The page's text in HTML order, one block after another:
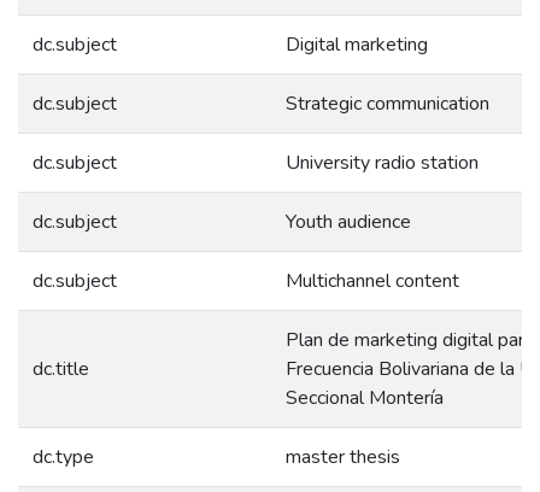
dc.subject Digital marketing
dc.subject Strategic communication
dc.subject University radio station
dc.subject Youth audience
dc.subject Multichannel content
dc.title
Plan de marketing digital para
Frecuencia Bolivariana de la
Seccional Montería
dc.type master thesis